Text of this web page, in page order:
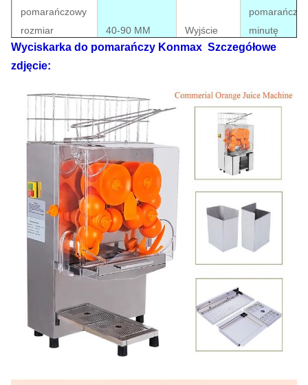
pomarańczowy
rozmiar
40-90 MM Wyjście
pomarańczy/
minutę
Wielkość
Elektryka
Standard
110 V-220 V,
50-60 Hz
250W
GW 77 kg
zachód
71KG
Ładowanie
centrali 40'
144 SZTUK
Ładowanie 20'
60 SZTUK
Funkcja/funkcja
Wyłączniki bezpieczeństwa Przełącznik
Touchpad,
Wewnętrzna płytka drukowana.czujnik, licznik,
Wyciskarka do pomarańczy Konmax Szczegółowe
zdjęcie: